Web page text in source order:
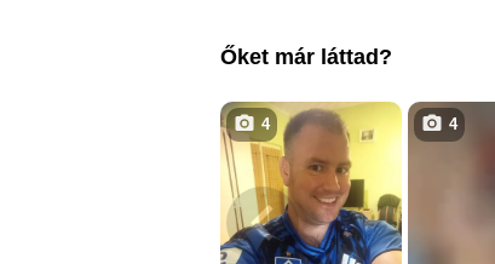
Őket már láttad?
4 4